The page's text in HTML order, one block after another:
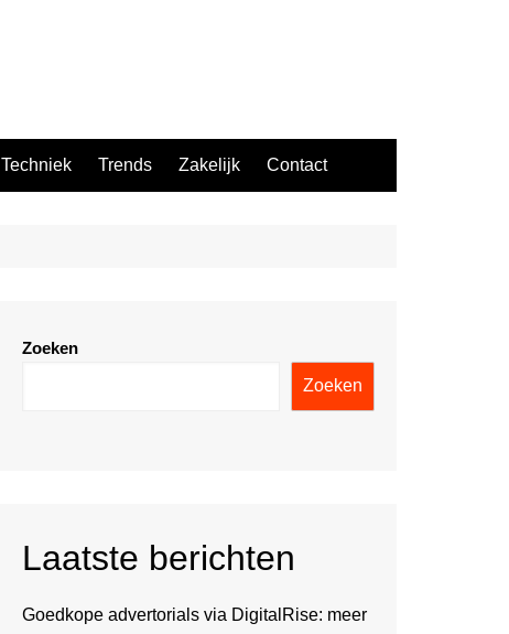
Techniek Trends Zakelijk Contact
Zoeken
Zoeken
Laatste berichten
Goedkope advertorials via DigitalRise: meer